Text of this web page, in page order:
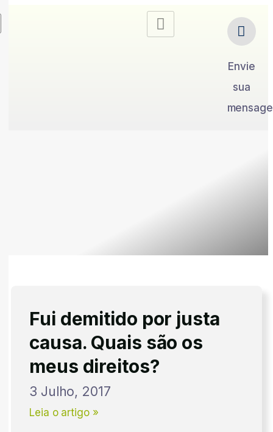
Envie
sua
Fui demitido por justa
causa. Quais são os
meus direitos?
3 Julho, 2017
Leia o artigo »